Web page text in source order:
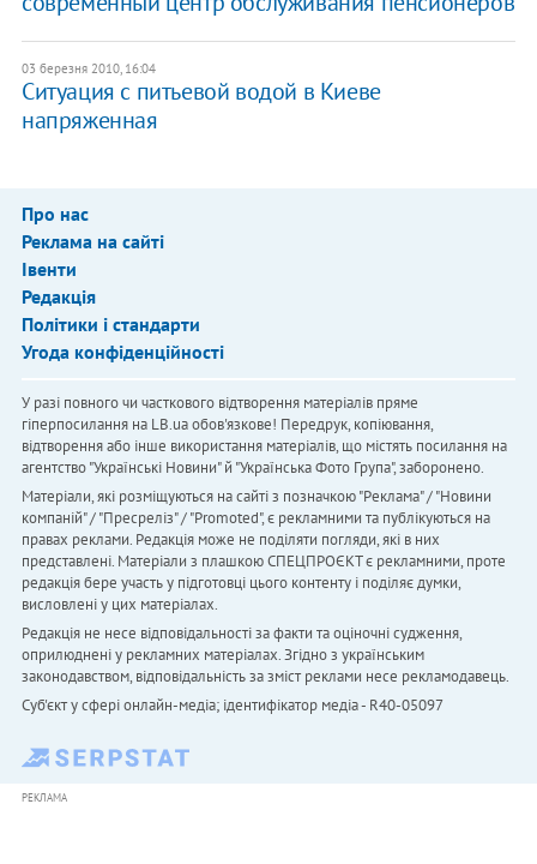
03 березня 2010, 16:04
Ситуация с питьевой водой в Киеве
напряженная
Про нас
Реклама на сайті
Івенти
Редакція
Політики і стандарти
Угода конфіденційності
У разі повного чи часткового відтворення матеріалів пряме
гіперпосилання на LB.ua обов'язкове! Передрук, копіювання,
відтворення або інше використання матеріалів, що містять посилання на
агентство "Українськi Новини" й "Українська Фото Група", заборонено.
Матеріали, які розміщуються на сайті з позначкою "Реклама" / "Новини
компаній" / "Пресреліз" / "Promoted", є рекламними та публікуються на
правах реклами. Редакція може не поділяти погляди, які в них
представлені. Матеріали з плашкою СПЕЦПРОЄКТ є рекламними, проте
редакція бере участь у підготовці цього контенту і поділяє думки,
висловлені у цих матеріалах.
Редакція не несе відповідальності за факти та оціночні судження,
оприлюднені у рекламних матеріалах. Згідно з українським
законодавством, відповідальність за зміст реклами несе рекламодавець.
Cуб'єкт у сфері онлайн-медіа; ідентифікатор медіа - R40-05097
РЕКЛАМА